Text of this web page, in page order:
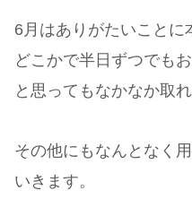
6月はありがたいことに
どこかで半日ずつでも
と思ってもなかなか取
その他にもなんとなく
いきます。